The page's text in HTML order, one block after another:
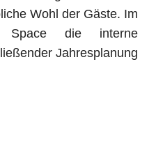
Wohl der Gäste. Im
die interne
Jahresplanung